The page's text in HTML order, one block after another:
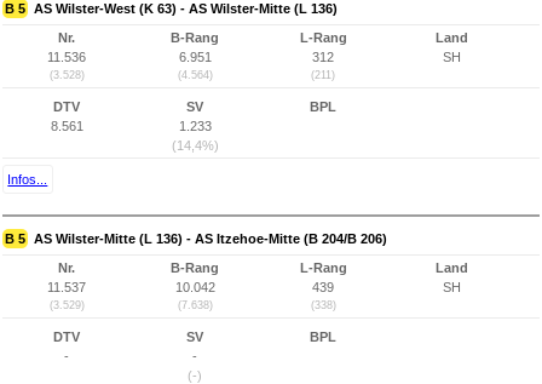
B 5 AS Wilster-West (K 63) - AS Wilster-Mitte (L 136)
Nr.
11.536
(3.528)
B-Rang
6.951
(4.564)
L-Rang
312
(211)
Land
SH
DTV
8.561
SV
1.233
(14,4%)
BPL
Infos...
B 5 AS Wilster-Mitte (L 136) - AS Itzehoe-Mitte (B 204/B 206)
Nr.
11.537
(3.529)
B-Rang
10.042
(7.638)
L-Rang
439
(338)
Land
SH
DTV
-
SV
-
(-)
BPL